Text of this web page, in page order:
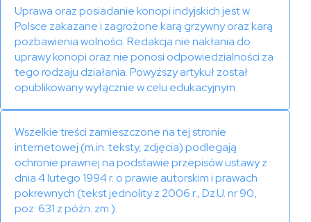
Uprawa oraz posiadanie konopi indyjskich jest w
Polsce zakazane i zagrożone karą grzywny oraz karą
pozbawienia wolności. Redakcja nie nakłania do
uprawy konopi oraz nie ponosi odpowiedzialności za
tego rodzaju działania. Powyższy artykuł został
opublikowany wyłącznie w celu edukacyjnym
Wszelkie treści zamieszczone na tej stronie
internetowej (m.in. teksty, zdjęcia) podlegają
ochronie prawnej na podstawie przepisów ustawy z
dnia 4 lutego 1994 r. o prawie autorskim i prawach
pokrewnych (tekst jednolity z 2006 r., Dz.U. nr 90,
poz. 631 z późn. zm.).